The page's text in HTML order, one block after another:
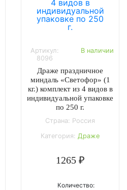
Артикул:
8096
В наличии
Драже праздничное
миндаль «Светофор» (1
кг.) комплект из 4 видов в
индивидуальной упаковке
по 250 г.
Страна: Россия
Категория: Драже
1265 ₽
Количество: